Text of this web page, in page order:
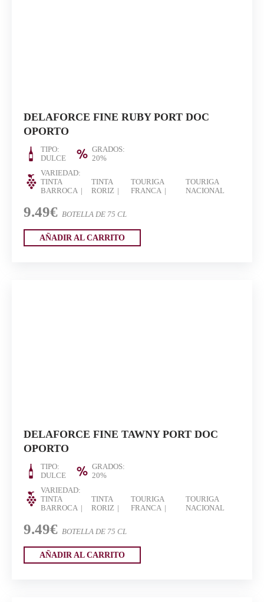
DELAFORCE FINE RUBY PORT DOC
OPORTO
TIPO:
DULCE
GRADOS:
20%
VARIEDAD:
TINTA
BARROCA
TINTA
RORIZ
TOURIGA
FRANCA
TOURIGA
NACIONAL
9.49€ BOTELLA DE 75 CL
AÑADIR AL CARRITO
DELAFORCE FINE TAWNY PORT DOC
OPORTO
TIPO:
DULCE
GRADOS:
20%
VARIEDAD:
TINTA
BARROCA
TINTA
RORIZ
TOURIGA
FRANCA
TOURIGA
NACIONAL
9.49€ BOTELLA DE 75 CL
AÑADIR AL CARRITO